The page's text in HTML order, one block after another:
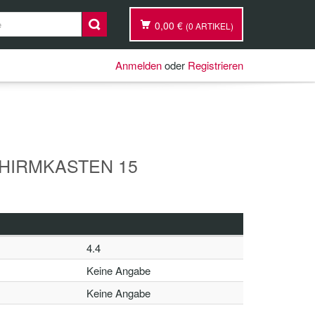
0,00 € (0 ARTIKEL)
Anmeldenoder Registrieren
15
4.4
Keine Angabe
Keine Angabe